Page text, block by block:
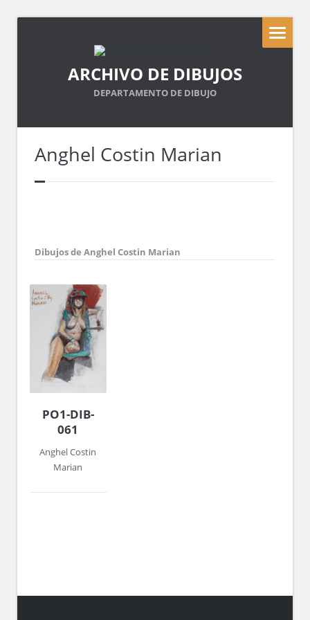
ARCHIVO DE DIBUJOS
DEPARTAMENTO DE DIBUJO
Anghel Costin Marian
Dibujos de Anghel Costin Marian
PO1-DIB-
061
Anghel Costin
Marian